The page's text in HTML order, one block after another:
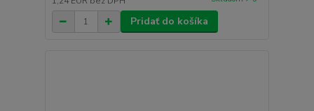
Pridať do košíka